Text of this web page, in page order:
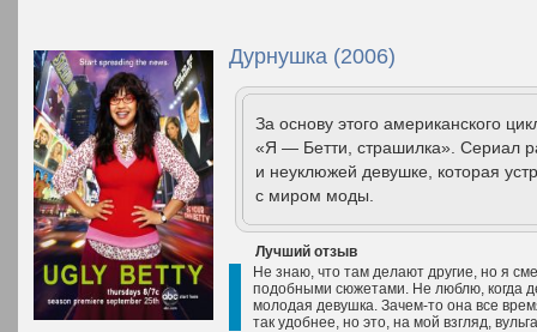
Дурнушка (2006)
За основу этого американского
«Я — Бетти, страшилка». Сериал
и неуклюжей девушке, которая
с миром моды.
Лучший отзыв
Не знаю, что там делают другие, но я
подобными сюжетами. Не люблю, когда
молодая девушка. Зачем-то она все
так удобнее, но это, на мой взгляд,